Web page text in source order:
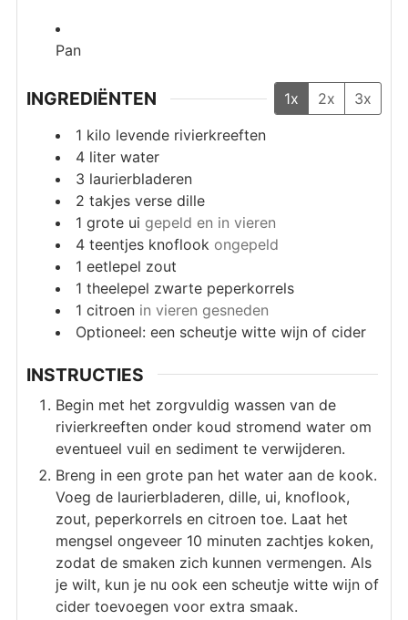
Pan
INGREDIËNTEN 1x 2x
3x
1 kilo levende rivierkreeften
4 liter water
3 laurierbladeren
2 takjes verse dille
1 grote ui gepeld en in vieren
4 teentjes knoflook ongepeld
1 eetlepel zout
1 theelepel zwarte peperkorrels
1 citroen in vieren gesneden
Optioneel: een scheutje witte wijn of cider
INSTRUCTIES
Begin met het zorgvuldig wassen van de
rivierkreeften onder koud stromend water om
eventueel vuil en sediment te verwijderen.
Breng in een grote pan het water aan de kook.
Voeg de laurierbladeren, dille, ui, knoflook,
zout, peperkorrels en citroen toe. Laat het
mengsel ongeveer 10 minuten zachtjes koken,
zodat de smaken zich kunnen vermengen. Als
je wilt, kun je nu ook een scheutje witte wijn of
cider toevoegen voor extra smaak.